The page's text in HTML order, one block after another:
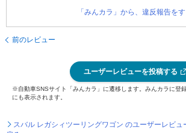
「みんカラ」から、違反報告を
前のレビュー
ユーザーレビューを投稿する
※自動車SNSサイト「みんカラ」に遷移します。みんカラに登
にも表示されます。
スバル レガシィツーリングワゴン のユーザーレビュ